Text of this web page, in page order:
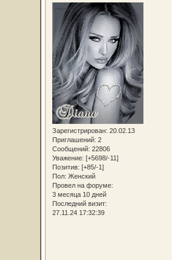
Зарегистрирован: 20.02.13
Приглашений: 2
Сообщений: 22806
Уважение: [+5698/-11]
Позитив: [+85/-1]
Пол: Женский
Провел на форуме:
3 месяца 10 дней
Последний визит:
27.11.24 17:32:39